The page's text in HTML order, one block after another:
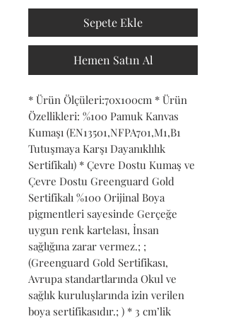
Sepete Ekle
Hemen Satın Al
* Ürün Ölçüleri:70x100cm * Ürün
Özellikleri: %100 Pamuk Kanvas
Kumaşı (EN13501,NFPA701,M1,B1
Tutuşmaya Karşı Dayanıklılık
Sertifikalı) * Çevre Dostu Kumaş ve
Çevre Dostu Greenguard Gold
Sertifikalı %100 Orijinal Boya
pigmentleri sayesinde Gerçeğe
uygun renk kartelası, İnsan
sağlığına zarar vermez.; ;
(Greenguard Gold Sertifikası,
Avrupa standartlarında Okul ve
sağlık kuruluşlarında izin verilen
boya sertifikasıdır.; ) * 3 cm’lik